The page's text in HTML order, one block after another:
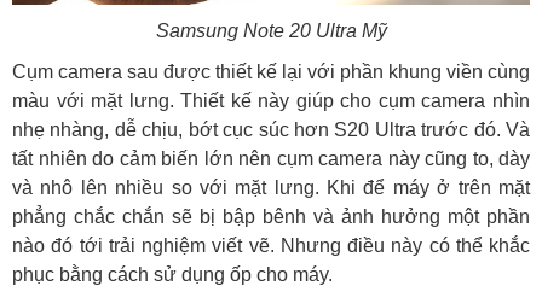
Samsung Note 20 Ultra Mỹ
Cụm camera sau được thiết kế lại với phần khung viền cùng
màu với mặt lưng. Thiết kế này giúp cho cụm camera nhìn
nhẹ nhàng, dễ chịu, bớt cục súc hơn S20 Ultra trước đó. Và
tất nhiên do cảm biến lớn nên cụm camera này cũng to, dày
và nhô lên nhiều so với mặt lưng. Khi để máy ở trên mặt
phẳng chắc chắn sẽ bị bập bênh và ảnh hưởng một phần
nào đó tới trải nghiệm viết vẽ. Nhưng điều này có thể khắc
phục bằng cách sử dụng ốp cho máy.